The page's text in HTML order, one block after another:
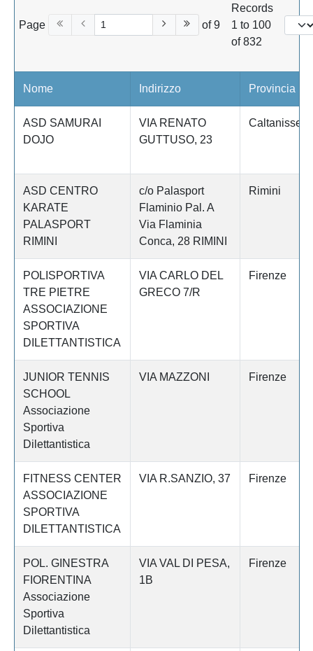
Page of 9
Records
1 to 100
of 832
Nome Indirizzo Provincia
ASD SAMURAI
DOJO
VIA RENATO
GUTTUSO, 23
Caltanissetta
ASD CENTRO
KARATE
PALASPORT
RIMINI
c/o Palasport
Flaminio Pal. A
Via Flaminia
Conca, 28 RIMINI
Rimini
POLISPORTIVA
TRE PIETRE
ASSOCIAZIONE
SPORTIVA
DILETTANTISTICA
VIA CARLO DEL
GRECO 7/R
Firenze
JUNIOR TENNIS
SCHOOL
Associazione
Sportiva
Dilettantistica
VIA MAZZONI Firenze
FITNESS CENTER
ASSOCIAZIONE
SPORTIVA
DILETTANTISTICA
VIA R.SANZIO, 37 Firenze
POL. GINESTRA
FIORENTINA
Associazione
Sportiva
Dilettantistica
VIA VAL DI PESA,
1B
Firenze